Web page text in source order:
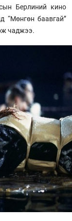
Берлиний кино
“Мөнгөн баавгай”
чаджээ.